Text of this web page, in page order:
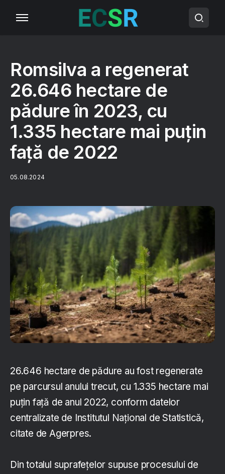
Romsilva a regenerat
26.646 hectare de
pădure în 2023, cu
1.335 hectare mai puţin
faţă de 2022
05.08.2024
26.646 hectare de pădure au fost regenerate
pe parcursul anului trecut, cu 1.335 hectare mai
puţin faţă de anul 2022, conform datelor
centralizate de Institutul Naţional de Statistică,
citate de Agerpres.
Din totalul suprafeţelor supuse procesului de